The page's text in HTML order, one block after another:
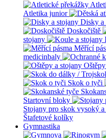
Atletika junior
Disky a
Doskočiště
stojany
Měřící
medicinbaly
Skok o tyči
Startovní bloky
Stojany pro skok vysoký
Štafetové kolíky
Gymnastika